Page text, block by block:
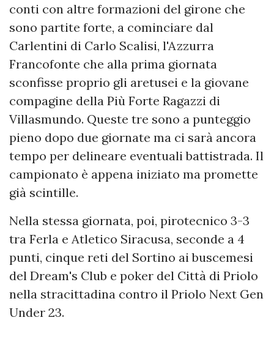
conti con altre formazioni del girone che
sono partite forte, a cominciare dal
Carlentini di Carlo Scalisi, l'Azzurra
Francofonte che alla prima giornata
sconfisse proprio gli aretusei e la giovane
compagine della Più Forte Ragazzi di
Villasmundo. Queste tre sono a punteggio
pieno dopo due giornate ma ci sarà ancora
tempo per delineare eventuali battistrada. Il
campionato è appena iniziato ma promette
già scintille.
Nella stessa giornata, poi, pirotecnico 3-3
tra Ferla e Atletico Siracusa, seconde a 4
punti, cinque reti del Sortino ai buscemesi
del Dream's Club e poker del Città di Priolo
nella stracittadina contro il Priolo Next Gen
Under 23.